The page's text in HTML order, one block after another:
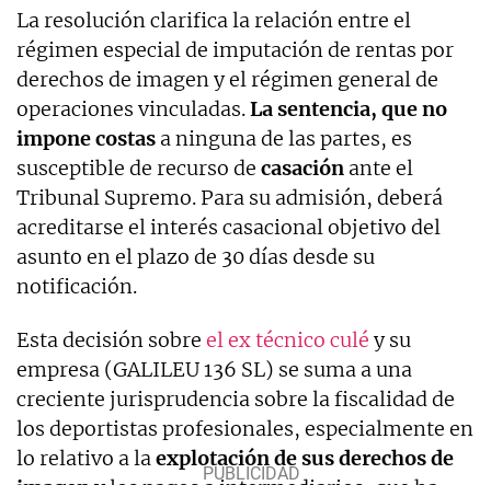
La resolución clarifica la relación entre el
régimen especial de imputación de rentas por
derechos de imagen y el régimen general de
operaciones vinculadas.La sentencia, que no
impone costas a ninguna de las partes, es
susceptible de recurso de casación ante el
Tribunal Supremo. Para su admisión, deberá
acreditarse el interés casacional objetivo del
asunto en el plazo de 30 días desde su
notificación.
Esta decisión sobre el ex técnico culé y su
empresa (GALILEU 136 SL) se suma a una
creciente jurisprudencia sobre la fiscalidad de
los deportistas profesionales, especialmente en
lo relativo a laexplotación de sus derechos de